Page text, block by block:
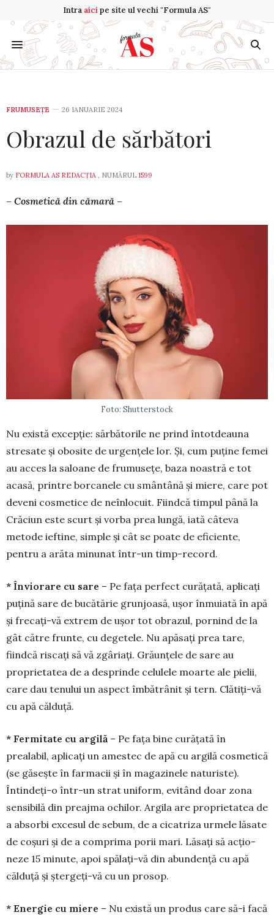
Intra aicipe site ul vechi "Formula AS"
FRUMUSEȚE 26 IANUARIE 2024
Obrazul de sărbători
by FORMULA AS REDACȚIA , NUMĂRUL 1599
– Cosmetică din cămară –
Foto: Shutterstock
Nu există excepție: sărbătorile ne prind întotdeauna
stresate și obosite de urgențele lor. Și, cum puține femei
au acces la saloane de frumusețe, baza noastră e tot
acasă, printre borcanele cu smântână și miere, care pot
deveni cosmetice de neînlocuit. Fiindcă timpul până la
Crăciun este scurt și vorba prea lungă, iată câteva
metode ieftine, sim­ple și cât se poate de eficiente,
pentru a arăta minunat într-un timp-record.
* Înviorare cu sare – Pe fața perfect curățată, aplicați
puțină sare de bucă­tărie grunjoasă, ușor înmuiată în apă
și frecați-vă extrem de ușor tot obra­zul, pornind de la
gât către frunte, cu degetele. Nu apăsați prea tare,
fiind­că riscați să vă zgâriați. Grăunțele de sare au
proprietatea de a desprinde celu­lele moarte ale pielii,
care dau tenului un aspect îmbătrânit și tern. Clătiți-vă
cu apă călduță.
* Fermitate cu ar­gilă – Pe fața bine curățată în
prealabil, aplicați un a­mes­tec de apă cu argilă cos­metică
(se găsește în far­ma­cii și în magazinele natu­riste).
Întindeți-o într-un strat uni­form, evitând doar zona
sensibilă din preaj­ma ochi­lor. Argila are proprietatea de
a absorbi excesul de sebum, de a ci­catriza urmele lăsate
de coșuri și de a com­prima porii mari. Lăsați să acțio­
neze 15 minute, apoi spălați-vă din abun­dență cu apă
călduță și ștergeți-vă cu un prosop.
* Energie cu miere – Nu există un produs care să-i facă